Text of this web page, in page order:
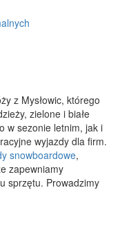
z Mysłowic, którego
zielone i białe
w sezonie letnim, jak i
wyjazdy dla firm.
snowboardowe,
zapewniamy
sprzętu. Prowadzimy